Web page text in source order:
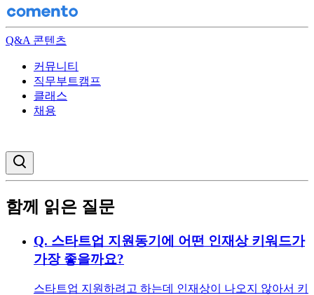
Q&A 콘텐츠
커뮤니티
직무부트캠프
클래스
채용
함께 읽은 질문
Q. 스타트업 지원동기에 어떤 인재상 키워드가
가장 좋을까요?
스타트업 지원하려고 하는데 인재상이 나오지 않아서 키